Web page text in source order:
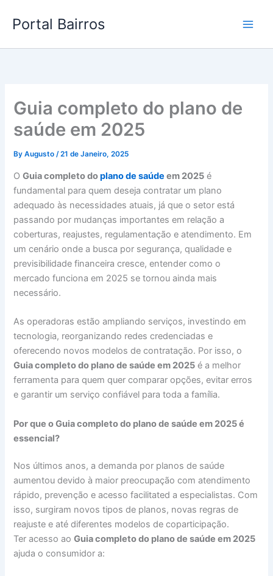
Portal Bairros
Guia completo do plano de
saúde em 2025
ByAugusto/21 de Janeiro, 2025
OGuia completo doplano de saúde em 2025 é
fundamental para quem deseja contratar um plano
adequado às necessidades atuais, já que o setor está
passando por mudanças importantes em relação a
coberturas, reajustes, regulamentação e atendimento. Em
um cenário onde a busca por segurança, qualidade e
previsibilidade financeira cresce, entender como o
mercado funciona em 2025 se tornou ainda mais
necessário.
As operadoras estão ampliando serviços, investindo em
tecnologia, reorganizando redes credenciadas e
oferecendo novos modelos de contratação. Por isso, o
Guia completo do plano de saúde em 2025 é a melhor
ferramenta para quem quer comparar opções, evitar erros
e garantir um serviço confiável para toda a família.
Por que o Guia completo do plano de saúde em 2025 é
essencial?
Nos últimos anos, a demanda por planos de saúde
aumentou devido à maior preocupação com atendimento
rápido, prevenção e acesso facilitated a especialistas. Com
isso, surgiram novos tipos de planos, novas regras de
reajuste e até diferentes modelos de coparticipação.
Ter acesso aoGuia completo do plano de saúde em 2025
ajuda o consumidor a: